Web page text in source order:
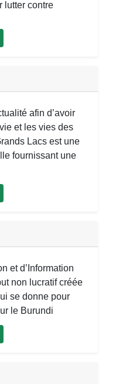
lutter contre
afin d’avoir
et les vies des
Lacs est une
fournissant une
et d’Information
non lucratif créée
se donne pour
le Burundi